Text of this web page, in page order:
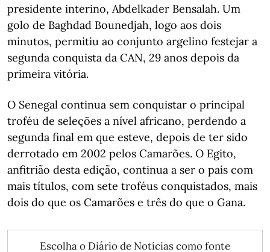
presidente interino, Abdelkader Bensalah. Um
golo de Baghdad Bounedjah, logo aos dois
minutos, permitiu ao conjunto argelino festejar a
segunda conquista da CAN, 29 anos depois da
primeira vitória.
O Senegal continua sem conquistar o principal
troféu de seleções a nível africano, perdendo a
segunda final em que esteve, depois de ter sido
derrotado em 2002 pelos Camarões. O Egito,
anfitrião desta edição, continua a ser o país com
mais títulos, com sete troféus conquistados, mais
dois do que os Camarões e três do que o Gana.
Escolha o Diário de Notícias como fonte